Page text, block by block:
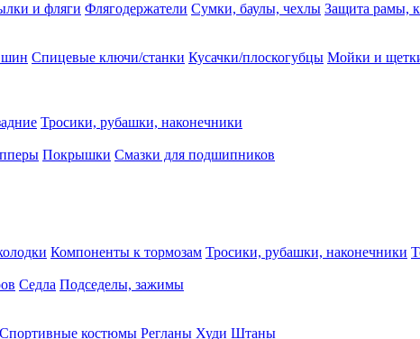
и фляги Флягодержатели Сумки, баулы, чехлы Защита рамы,
шин Спицевые ключи/станки Кусачки/плоскогубцы Мойки и
Тросики, рубашки, наконечники
Покрышки Смазки для подшипников
Компоненты к тормозам Тросики, рубашки, наконечники
Седла Подседелы, зажимы
Спортивные костюмы Регланы Худи Штаны